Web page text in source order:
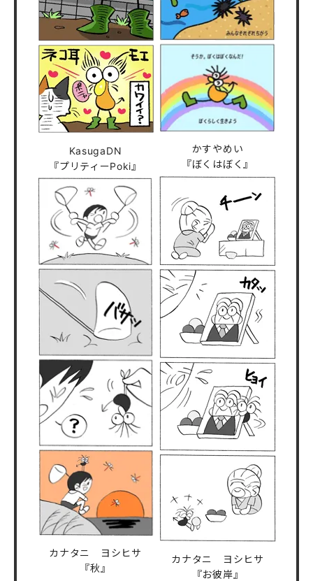
KasugaDN
『プリティーPoki』
かすやめい
『ぼくはぼく』
カナタニ ヨシヒサ
『秋』
カナタニ ヨシヒサ
『お彼岸』